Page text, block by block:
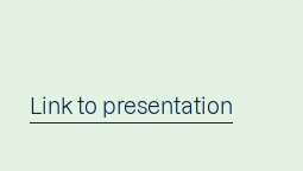
Link to presentation